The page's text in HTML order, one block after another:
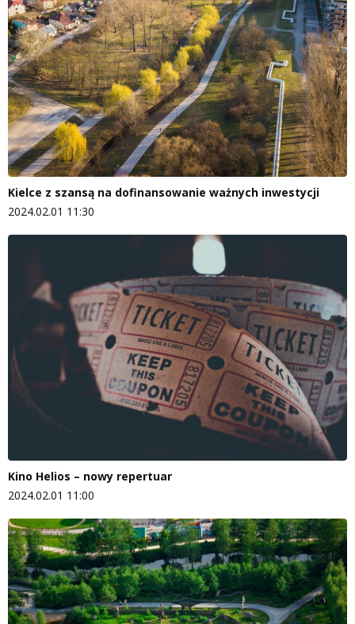
Kielce z szansą na dofinansowanie ważnych inwestycji
2024.02.01 11:30
Kino Helios – nowy repertuar
2024.02.01 11:00